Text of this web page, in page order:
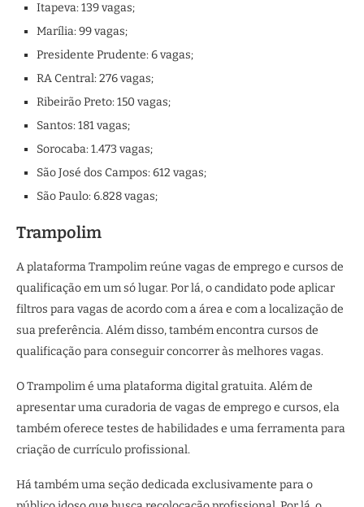
Itapeva: 139 vagas;
Marília: 99 vagas;
Presidente Prudente: 6 vagas;
RA Central: 276 vagas;
Ribeirão Preto: 150 vagas;
Santos: 181 vagas;
Sorocaba: 1.473 vagas;
São José dos Campos: 612 vagas;
São Paulo: 6.828 vagas;
Trampolim
A plataforma Trampolim reúne vagas de emprego e cursos de
qualificação em um só lugar. Por lá, o candidato pode aplicar
filtros para vagas de acordo com a área e com a localização de
sua preferência. Além disso, também encontra cursos de
qualificação para conseguir concorrer às melhores vagas.
O Trampolim é uma plataforma digital gratuita. Além de
apresentar uma curadoria de vagas de emprego e cursos, ela
também oferece testes de habilidades e uma ferramenta para
criação de currículo profissional.
Há também uma seção dedicada exclusivamente para o